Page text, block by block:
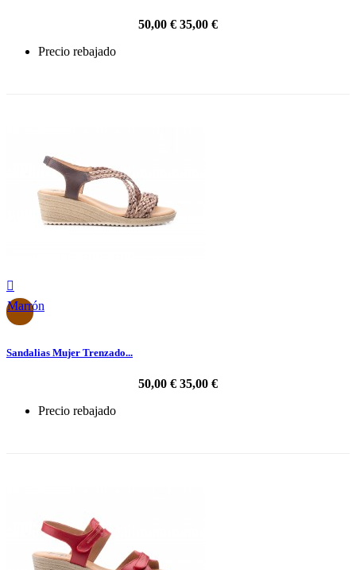
50,00 € 35,00 €
Precio rebajado

Marrón
Sandalias Mujer Trenzado...
50,00 € 35,00 €
Precio rebajado